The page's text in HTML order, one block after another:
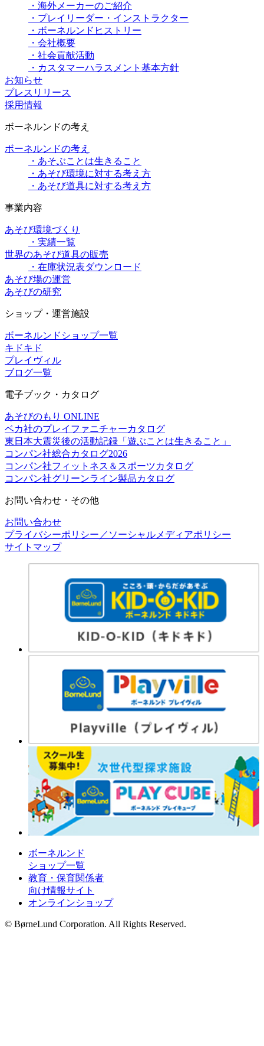
・海外メーカーのご紹介
・プレイリーダー・インストラクター
・ボーネルンドヒストリー
・会社概要
・社会貢献活動
・カスタマーハラスメント基本方針
お知らせ
プレスリリース
採用情報
ボーネルンドの考え
ボーネルンドの考え
・あそぶことは生きること
・あそび環境に対する考え方
・あそび道具に対する考え方
事業内容
あそび環境づくり
・実績一覧
世界のあそび道具の販売
・在庫状況表ダウンロード
あそび場の運営
あそびの研究
ショップ・運営施設
ボーネルンドショップ一覧
キドキド
プレイヴィル
ブログ一覧
電子ブック・カタログ
あそびのもり ONLINE
ベカ社のプレイファニチャーカタログ
東日本大震災後の活動記録「遊ぶことは生きること」
コンパン社総合カタログ2026
コンパン社フィットネス＆スポーツカタログ
コンパン社グリーンライン製品カタログ
お問い合わせ・その他
お問い合わせ
プライバシーポリシー／ソーシャルメディアポリシー
サイトマップ
ボーネルンド
ショップ一覧
教育・保育関係者
向け情報サイト
オンラインショップ
© BørneLund Corporation. All Rights Reserved.